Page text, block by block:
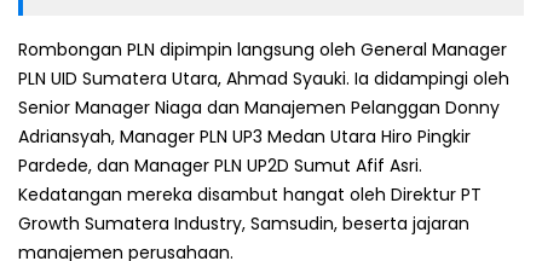
Rombongan PLN dipimpin langsung oleh General Manager
PLN UID Sumatera Utara, Ahmad Syauki. Ia didampingi oleh
Senior Manager Niaga dan Manajemen Pelanggan Donny
Adriansyah, Manager PLN UP3 Medan Utara Hiro Pingkir
Pardede, dan Manager PLN UP2D Sumut Afif Asri.
Kedatangan mereka disambut hangat oleh Direktur PT
Growth Sumatera Industry, Samsudin, beserta jajaran
manajemen perusahaan.